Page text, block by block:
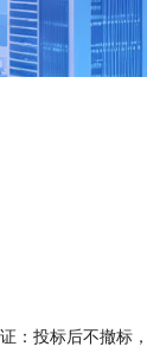
：投标后不撤标